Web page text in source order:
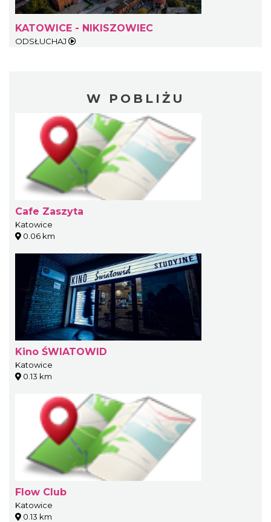
KATOWICE - NIKISZOWIEC
ODSŁUCHAJ
W POBLIŻU
Cafe Zaszyta
Katowice
0.06 km
Kino ŚWIATOWID
Katowice
0.13 km
Flow Club
Katowice
0.13 km